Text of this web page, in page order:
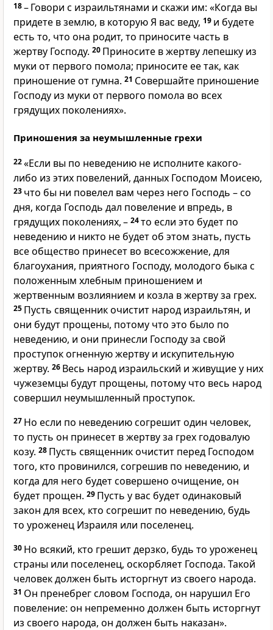
18– Говори с израильтянами и скажи им: «Когда вы
придете в землю, в которую Я вас веду, 19 и будете
есть то, что она родит, то приносите часть в
жертву Господу. 20 Приносите в жертву лепешку из
муки от первого помола; приносите ее так, как
приношение от гумна. 21 Совершайте приношение
Господу из муки от первого помола во всех
грядущих поколениях».
Приношения за неумышленные грехи
22«Если вы по неведению не исполните какого-
либо из этих повелений, данных Господом Моисею,
23 что бы ни повелел вам через него Господь – со
дня, когда Господь дал повеление и впредь, в
грядущих поколениях, – 24то если это будет по
неведению и никто не будет об этом знать, пусть
все общество принесет во всесожжение, для
благоухания, приятного Господу, молодого быка с
положенным хлебным приношением и
жертвенным возлиянием и козла в жертву за грех.
25 Пусть священник очистит народ израильтян, и
они будут прощены, потому что это было по
неведению, и они принесли Господу за свой
проступок огненную жертву и искупительную
жертву. 26 Весь народ израильский и живущие у них
чужеземцы будут прощены, потому что весь народ
совершил неумышленный проступок.
27 Но если по неведению согрешит один человек,
то пусть он принесет в жертву за грех годовалую
козу. 28 Пусть священник очистит перед Господом
того, кто провинился, согрешив по неведению, и
когда для него будет совершено очищение, он
будет прощен. 29 Пусть у вас будет одинаковый
закон для всех, кто согрешит по неведению, будь
то уроженец Израиля или поселенец.
30 Но всякий, кто грешит дерзко, будь то уроженец
страны или поселенец, оскорбляет Господа. Такой
человек должен быть исторгнут из своего народа.
31 Он пренебрег словом Господа, он нарушил Его
повеление: он непременно должен быть исторгнут
из своего народа, он должен быть наказан».